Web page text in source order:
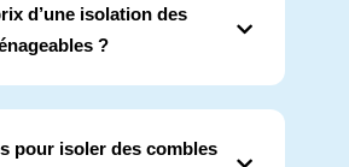
d’une isolation des
?
pour isoler des combles